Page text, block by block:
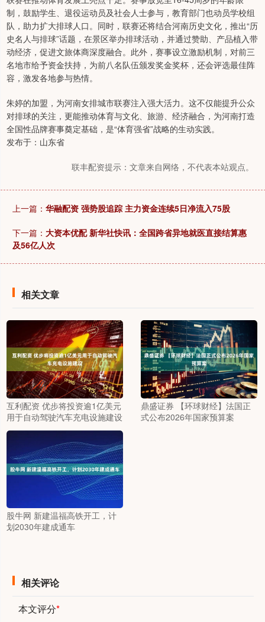
制，鼓励学生、退役运动员及社会人士参与，教育部门也动员学校组
队，助力扩大排球人口。同时，联赛还将结合河南历史文化，推出“历
史名人与排球”话题，在景区举办排球活动，并通过赞助、产品植入带
动经济，促进文旅体商深度融合。此外，赛事设立激励机制，对前三
名地市给予资金扶持，为前八名队伍颁发奖金奖杯，还会评选最佳阵
容，激发各地参与热情。
朱婷的加盟，为河南女排城市联赛注入强大活力。这不仅能提升公众
对排球的关注，更能推动体育与文化、旅游、经济融合，为河南打造
全国性品牌赛事奠定基础，是“体育强省”战略的生动实践。
发布于：山东省
联丰配资提示：文章来自网络，不代表本站观点。
上一篇： 华融配资 强势股追踪 主力资金连续5日净流入75股
下一篇： 大资本优配 新华社快讯：全国跨省异地就医直接结算惠
及56亿人次
相关文章
互利配资 优步将投资逾1亿美元
用于自动驾驶汽车充电设施建设
鼎盛证券 【环球财经】法国正
式公布2026年国家预算案
股牛网 新建温福高铁开工，计
划2030年建成通车
相关评论
本文评分*